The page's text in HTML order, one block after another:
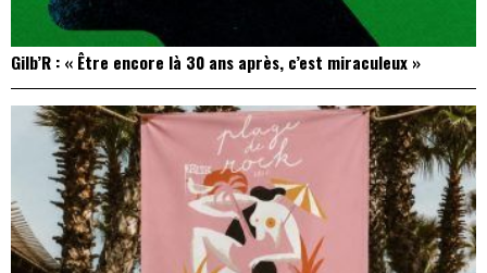
Gilb’R : « Être encore là 30 ans après, c’est miraculeux »